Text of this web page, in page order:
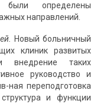
определены
направлений.
Новый больничный
клиник развитых
внедрение таких
руководство и
ная переподготовка
и функции